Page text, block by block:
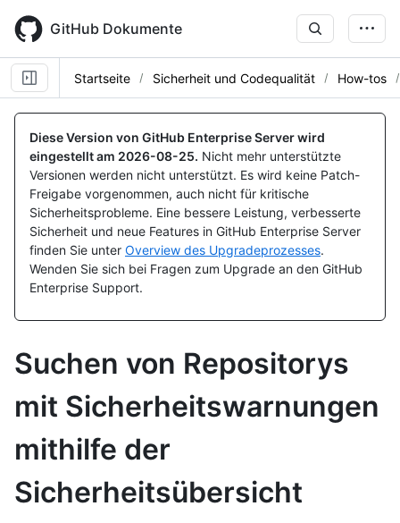
main
content
GitHub Dokumente
Startseite Sicherheit und Codequalität How-tos
Diese Version von GitHub Enterprise Server wird
eingestellt am 2026-08-25. Nicht mehr unterstützte
Versionen werden nicht unterstützt. Es wird keine Patch-
Freigabe vorgenommen, auch nicht für kritische
Sicherheitsprobleme. Eine bessere Leistung, verbesserte
Sicherheit und neue Features in GitHub Enterprise Server
finden Sie unter Overview des Upgradeprozesses.
Wenden Sie sich bei Fragen zum Upgrade an den GitHub
Enterprise Support.
Suchen von Repositorys
mit Sicherheitswarnungen
mithilfe der
Sicherheitsübersicht